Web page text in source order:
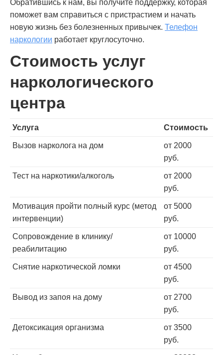
Обратившись к нам, вы получите поддержку, которая
поможет вам справиться с пристрастием и начать
новую жизнь без болезненных привычек. Телефон
наркологии работает круглосуточно.
Стоимость услуг
наркологического
центра
Услуга Стоимость
Вызов нарколога на дом
от 2000
руб.
Тест на наркотики/алкоголь
от 2000
руб.
Мотивация пройти полный курс (метод
интервенции)
от 5000
руб.
Сопровождение в клинику/
реабилитацию
от 10000
руб.
Снятие наркотической ломки
от 4500
руб.
Вывод из запоя на дому
от 2700
руб.
Детоксикация организма
от 3500
руб.